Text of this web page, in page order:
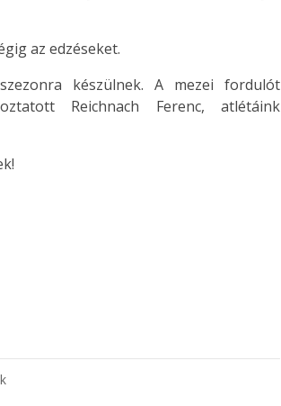
az edzéseket.
készülnek. A mezei fordulót
Reichnach Ferenc, atlétáink